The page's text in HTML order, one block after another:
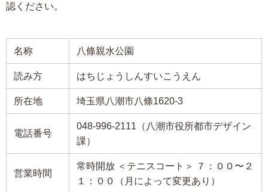
認ください。
名称 八條親水公園
読み方 はちじょうしんすいこうえん
所在地 埼玉県八潮市八條1620-3
電話番号
048-996-2111（八潮市役所都市デザイン
課）
営業時間
常時開放 ＜テニスコート＞ ７：００〜２
１：００（月によって変更あり）